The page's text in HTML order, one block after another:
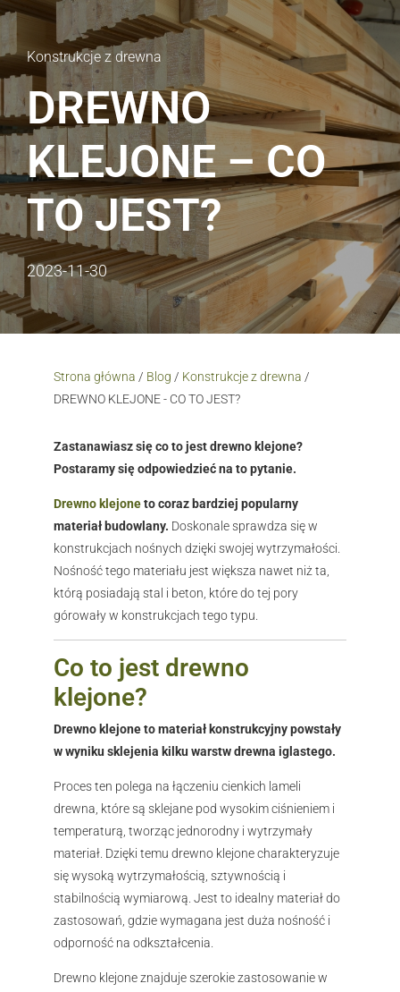
Konstrukcje z drewna
DREWNO
KLEJONE – CO
TO JEST?
2023-11-30
Strona główna / Blog / Konstrukcje z drewna /
DREWNO KLEJONE - CO TO JEST?
Zastanawiasz się co to jest drewno klejone?
Postaramy się odpowiedzieć na to pytanie.
Drewno klejoneto coraz bardziej popularny
materiał budowlany. Doskonale sprawdza się w
konstrukcjach nośnych dzięki swojej wytrzymałości.
Nośność tego materiału jest większa nawet niż ta,
którą posiadają stal i beton, które do tej pory
górowały w konstrukcjach tego typu.
Co to jest drewno
klejone?
Drewno klejone to materiał konstrukcyjny powstały
w wyniku sklejenia kilku warstw drewna iglastego.
Proces ten polega na łączeniu cienkich lameli
drewna, które są sklejane pod wysokim ciśnieniem i
temperaturą, tworząc jednorodny i wytrzymały
materiał. Dzięki temu drewno klejone charakteryzuje
się wysoką wytrzymałością, sztywnością i
stabilnością wymiarową. Jest to idealny materiał do
zastosowań, gdzie wymagana jest duża nośność i
odporność na odkształcenia.
Drewno klejone znajduje szerokie zastosowanie w